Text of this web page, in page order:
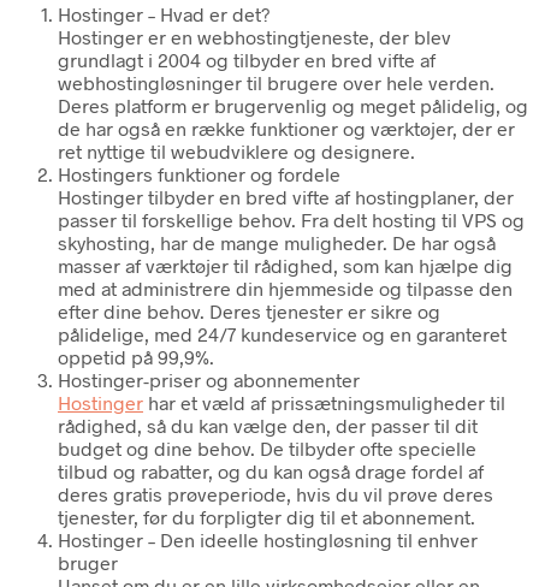
Hostinger – Hvad er det?
Hostinger er en webhostingtjeneste, der blev
grundlagt i 2004 og tilbyder en bred vifte af
webhostingløsninger til brugere over hele verden.
Deres platform er brugervenlig og meget pålidelig, og
de har også en række funktioner og værktøjer, der er
ret nyttige til webudviklere og designere.
Hostingers funktioner og fordele
Hostinger tilbyder en bred vifte af hostingplaner, der
passer til forskellige behov. Fra delt hosting til VPS og
skyhosting, har de mange muligheder. De har også
masser af værktøjer til rådighed, som kan hjælpe dig
med at administrere din hjemmeside og tilpasse den
efter dine behov. Deres tjenester er sikre og
pålidelige, med 24/7 kundeservice og en garanteret
oppetid på 99,9%.
Hostinger-priser og abonnementer
Hostinger har et væld af prissætningsmuligheder til
rådighed, så du kan vælge den, der passer til dit
budget og dine behov. De tilbyder ofte specielle
tilbud og rabatter, og du kan også drage fordel af
deres gratis prøveperiode, hvis du vil prøve deres
tjenester, før du forpligter dig til et abonnement.
Hostinger – Den ideelle hostingløsning til enhver
bruger